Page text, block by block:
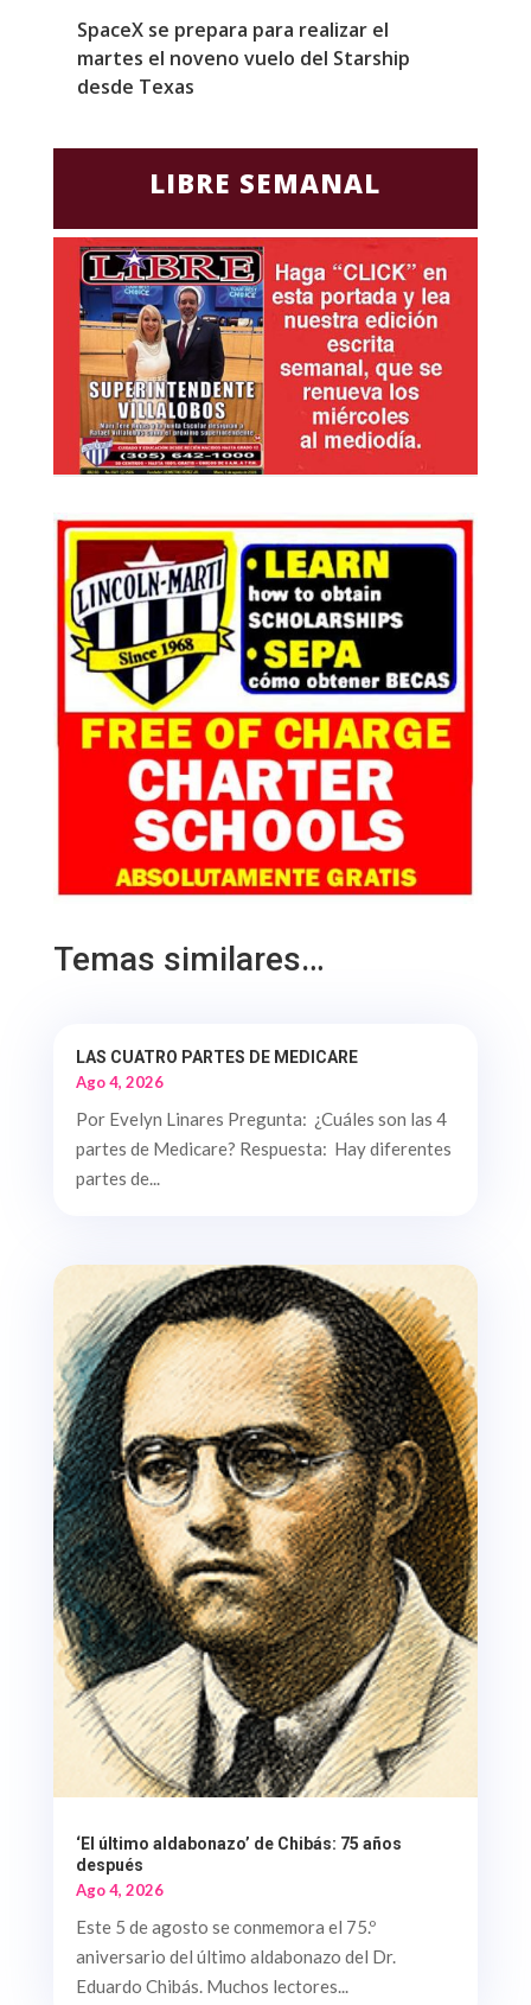
SpaceX se prepara para realizar el
martes el noveno vuelo del Starship
desde Texas
LIBRE SEMANAL
Temas similares…
LAS CUATRO PARTES DE MEDICARE
Ago 4, 2026
Por Evelyn Linares Pregunta: ¿Cuáles son las 4
partes de Medicare? Respuesta: Hay diferentes
partes de...
‘El último aldabonazo’ de Chibás: 75 años
después
Ago 4, 2026
Este 5 de agosto se conmemora el 75.º
aniversario del último aldabonazo del Dr.
Eduardo Chibás. Muchos lectores...